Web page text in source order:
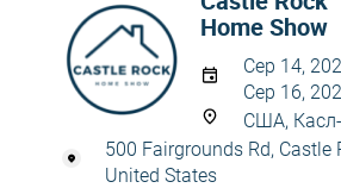
Home Show
Сер 14,
Сер 16,
США,
500 Fairgrounds Rd, Castle
United States